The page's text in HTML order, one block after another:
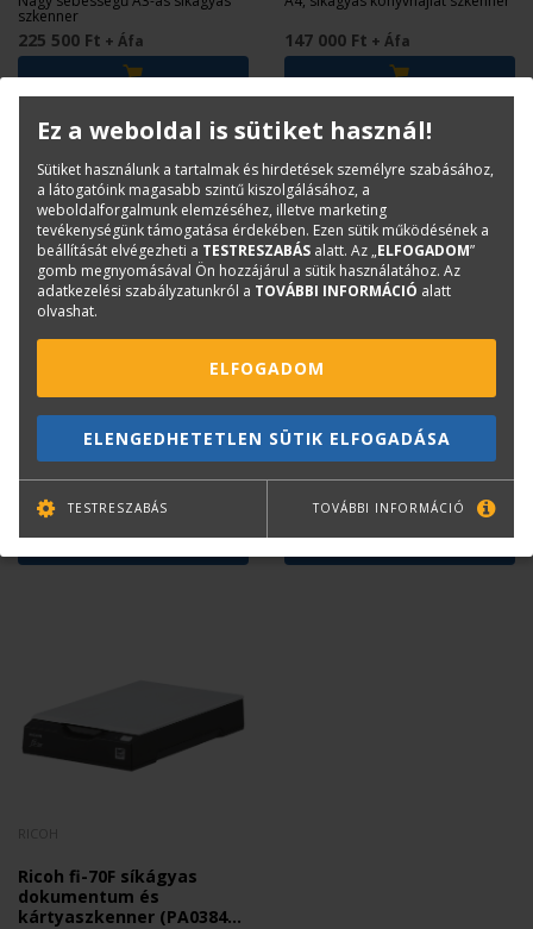
szkenner
225 500 Ft + Áfa 147 000 Ft + Áfa
Avision FB25 Ultravékony
síkágyas szkenner (BF-
1.5 mp / A4
62 600 Ft+ Áfa
AVISION
Avision FB6380E A3
könyvszkenner (BT-2202B)
479 600 Ft + Áfa
Ricoh fi-70F síkágyas
dokumentum és
kártyaszkenner (PA03841-
Ez a weboldal is sütiket használ!
Sütiket használunk a tartalmak és hirdetések személyre szabásához,
a látogatóink magasabb szintű kiszolgálásához, a
weboldalforgalmunk elemzéséhez, illetve marketing
tevékenységünk támogatása érdekében. Ezen sütik működésének a
beállítását elvégezheti a TESTRESZABÁS alatt. Az „ELFOGADOM”
gomb megnyomásával Ön hozzájárul a sütik használatához. Az
adatkezelési szabályzatunkról a TOVÁBBI INFORMÁCIÓ alatt
olvashat.
ELFOGADOM
ELENGEDHETETLEN SÜTIK ELFOGADÁSA
TESTRESZABÁS TOVÁBBI INFORMÁCIÓ